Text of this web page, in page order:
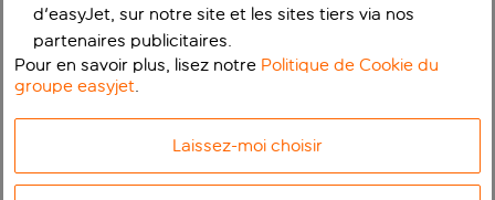
d'easyJet, sur notre site et les sites tiers via nos
partenaires publicitaires.
Pour en savoir plus, lisez notre Politique de Cookie du
groupe easyjet.
Laissez-moi choisir